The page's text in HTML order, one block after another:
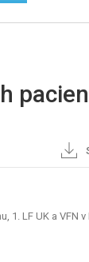
1. LF UK a VFN v